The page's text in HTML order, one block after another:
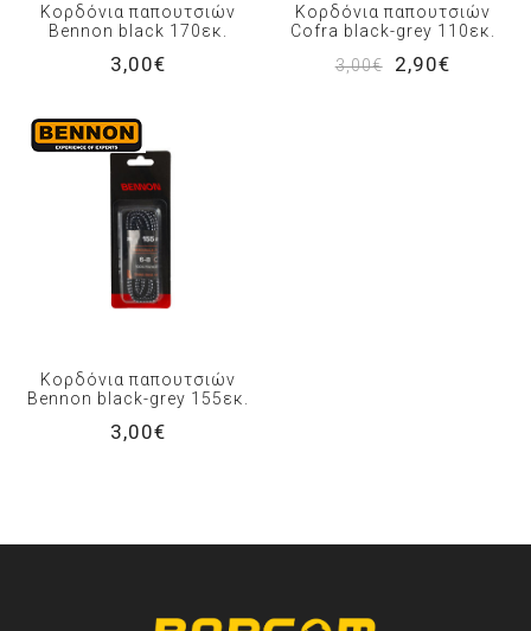
Κορδόνια παπουτσιών
Bennon black 170εκ.
3,00€
Κορδόνια παπουτσιών
Cofra black-grey 110εκ.
3,00€
2,90€
Κορδόνια παπουτσιών
Bennon black-grey 155εκ.
3,00€